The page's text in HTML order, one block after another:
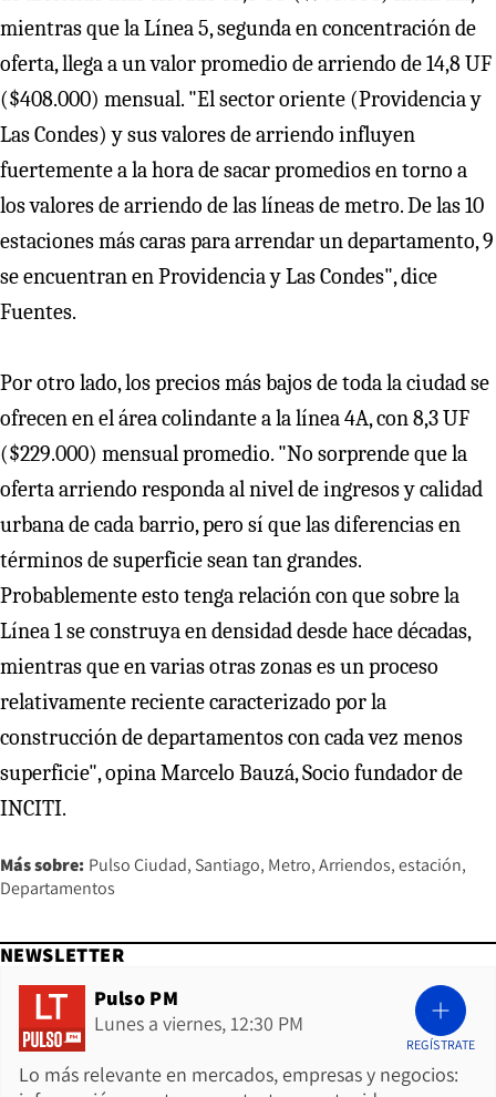
mientras que la Línea 5, segunda en concentración de
oferta, llega a un valor promedio de arriendo de 14,8 UF
($408.000) mensual. "El sector oriente (Providencia y
Las Condes) y sus valores de arriendo influyen
fuertemente a la hora de sacar promedios en torno a
los valores de arriendo de las líneas de metro. De las 10
estaciones más caras para arrendar un departamento, 9
se encuentran en Providencia y Las Condes", dice
Fuentes.
Por otro lado, los precios más bajos de toda la ciudad se
ofrecen en el área colindante a la línea 4A, con 8,3 UF
($229.000) mensual promedio. "No sorprende que la
oferta arriendo responda al nivel de ingresos y calidad
urbana de cada barrio, pero sí que las diferencias en
términos de superficie sean tan grandes.
Probablemente esto tenga relación con que sobre la
Línea 1 se construya en densidad desde hace décadas,
mientras que en varias otras zonas es un proceso
relativamente reciente caracterizado por la
construcción de departamentos con cada vez menos
superficie", opina Marcelo Bauzá, Socio fundador de
INCITI.
Más sobre: Pulso Ciudad Santiago Metro Arriendos estación
Departamentos
NEWSLETTER
Pulso PM
Lunes a viernes, 12:30 PM
Lo más relevante en mercados, empresas y negocios:
REGÍSTRATE